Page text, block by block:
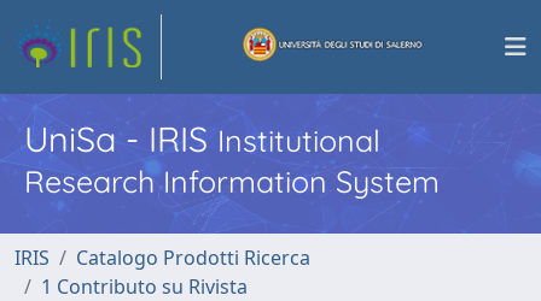
UniSa - IRISInstitutional
Research Information System
IRIS
Catalogo Prodotti Ricerca
1 Contributo su Rivista